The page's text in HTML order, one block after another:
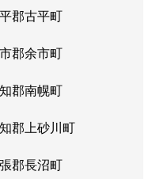
郡古平町
郡余市町
郡南幌町
郡上砂川町
郡長沼町